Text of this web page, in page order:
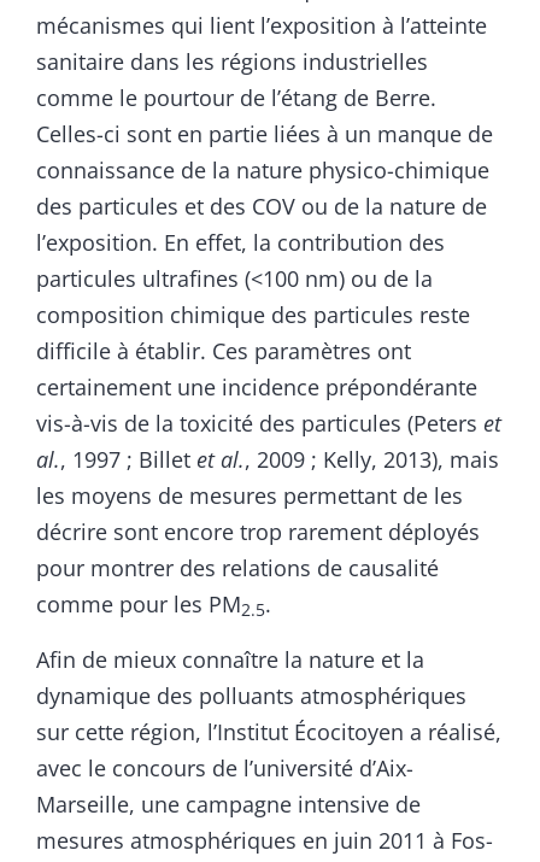
mécanismes qui lient l’exposition à l’atteinte
sanitaire dans les régions industrielles
comme le pourtour de l’étang de Berre.
Celles-ci sont en partie liées à un manque de
connaissance de la nature physico-chimique
des particules et des COV ou de la nature de
l’exposition. En effet, la contribution des
particules ultrafines (<100 nm) ou de la
composition chimique des particules reste
difficile à établir. Ces paramètres ont
certainement une incidence prépondérante
vis-à-vis de la toxicité des particules (Peters et
al., 1997 ; Billet et al., 2009 ; Kelly, 2013), mais
les moyens de mesures permettant de les
décrire sont encore trop rarement déployés
pour montrer des relations de causalité
comme pour les PM2.5.
Afin de mieux connaître la nature et la
dynamique des polluants atmosphériques
sur cette région, l’Institut Écocitoyen a réalisé,
avec le concours de l’université d’Aix-
Marseille, une campagne intensive de
mesures atmosphériques en juin 2011 à Fos-